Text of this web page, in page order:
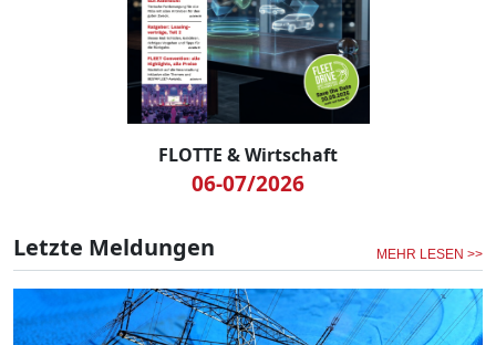
FLOTTE & Wirtschaft
06-07/2026
Letzte Meldungen MEHR LESEN >>